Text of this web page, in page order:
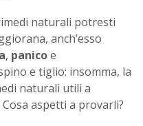
naturali potresti
anch’esso
, panicoe
e tiglio: insomma, la
naturali utili a
aspetti a provarli?